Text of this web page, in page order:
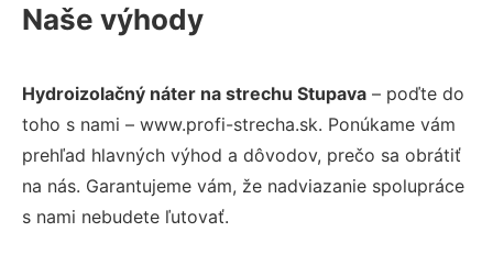
Naše výhody
Hydroizolačný náter na strechu Stupava – poďte do
toho s nami – www.profi-strecha.sk. Ponúkame vám
prehľad hlavných výhod a dôvodov, prečo sa obrátiť
na nás. Garantujeme vám, že nadviazanie spolupráce
s nami nebudete ľutovať.